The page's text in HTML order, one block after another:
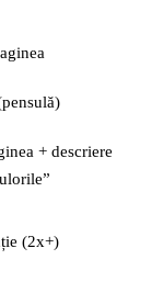
+ descriere
(2x+)